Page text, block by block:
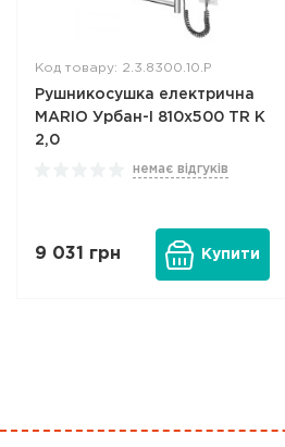
Код товару: 2.3.8300.10.P
Рушникосушка електрична
MARIO Урбан-I 810x500 TR K
2,0
немає відгуків
9 031 грн Купити